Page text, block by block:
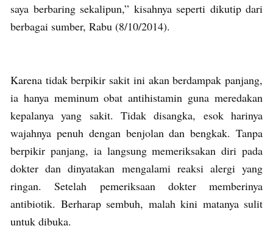
saya berbaring sekalipun,” kisahnya seperti dikutip dari
berbagai sumber, Rabu (8/10/2014).
Karena tidak berpikir sakit ini akan berdampak panjang,
ia hanya meminum obat antihistamin guna meredakan
kepalanya yang sakit. Tidak disangka, esok harinya
wajahnya penuh dengan benjolan dan bengkak. Tanpa
berpikir panjang, ia langsung memeriksakan diri pada
dokter dan dinyatakan mengalami reaksi alergi yang
ringan. Setelah pemeriksaan dokter memberinya
antibiotik. Berharap sembuh, malah kini matanya sulit
untuk dibuka.